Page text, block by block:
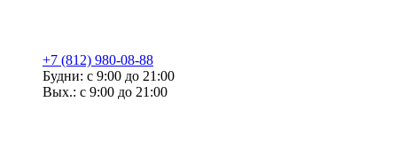
+7 (812) 980-08-88
Будни: с 9:00 до 21:00
Вых.: с 9:00 до 21:00